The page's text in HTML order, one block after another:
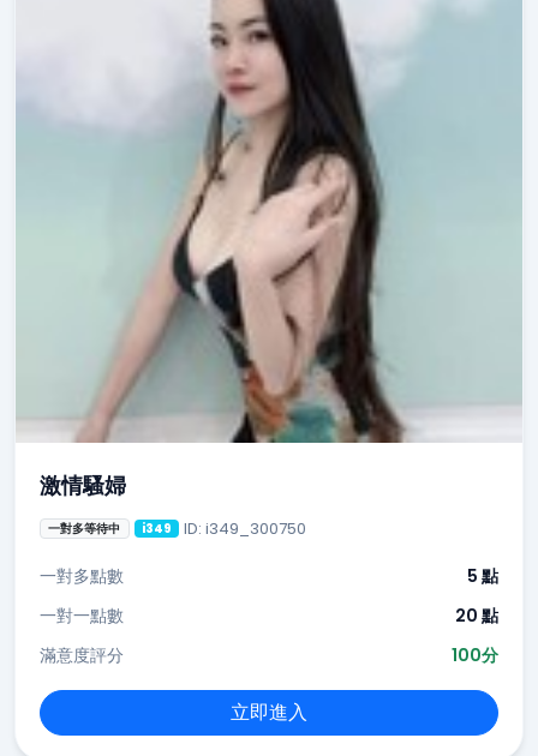
激情騷婦
一對多等待中 i349 ID: i349_300750
一對多點數
5 點
一對一點數
20 點
滿意度評分
100分
立即進入